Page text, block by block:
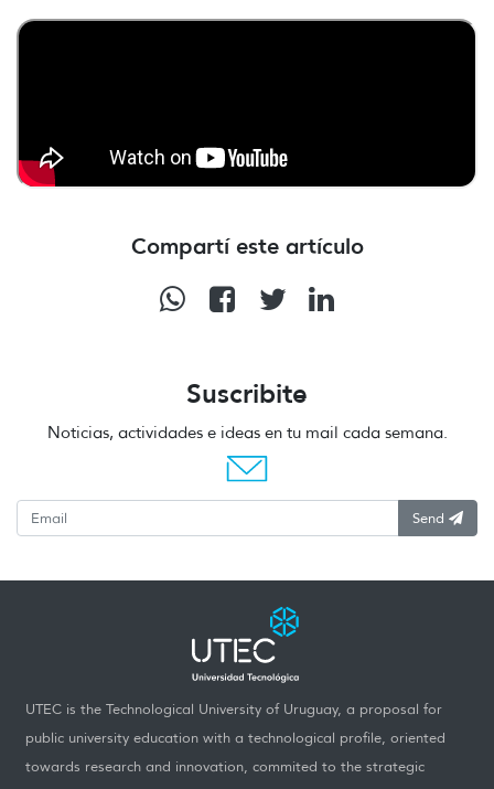
Compartí este artículo
Suscribite
Noticias, actividades e ideas en tu mail cada semana.
Send
UTEC is the Technological University of Uruguay, a proposal for
public university education with a technological profile, oriented
towards research and innovation, commited to the strategic